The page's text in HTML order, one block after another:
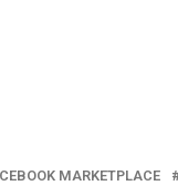
MARKETPLACE